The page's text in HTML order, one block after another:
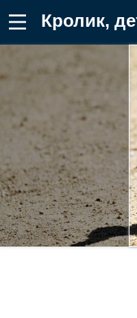
Кролик, детеныш, животное